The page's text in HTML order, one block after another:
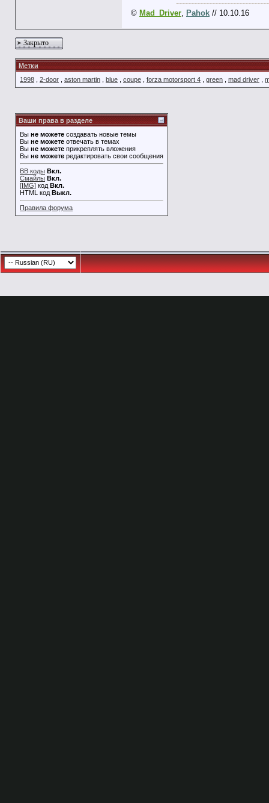
© Mad_Driver, Pahok // 10.10.16
Закрыто
Метки
1998
2-door aston martin blue coupe forza motorsport 4 green mad driver
Ваши права в разделе
Вы не можете создавать новые темы
Вы не можете отвечать в темах
Вы не можете прикреплять вложения
Вы не можете редактировать свои сообщения
BB коды Вкл.
Смайлы Вкл.
[IMG] код Вкл.
HTML код Выкл.
Правила форума